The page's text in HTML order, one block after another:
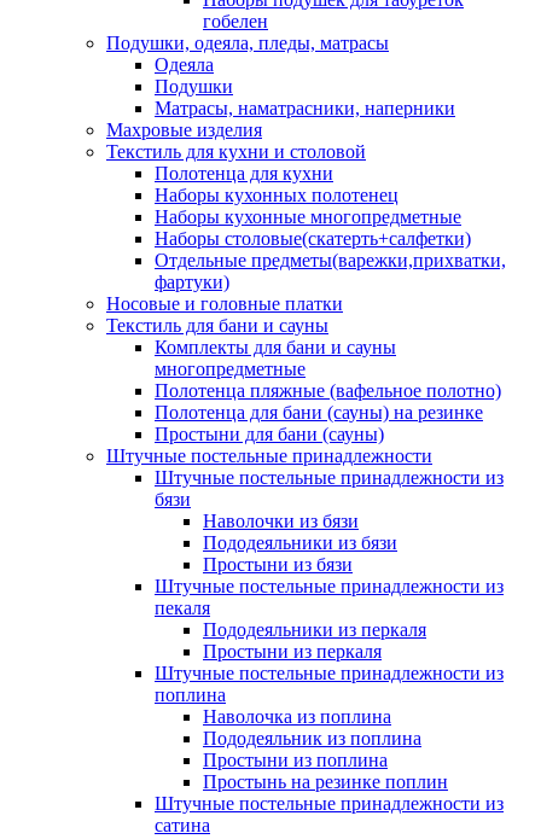
гобелен
Подушки, одеяла, пледы, матрасы
Одеяла
Подушки
Матрасы, наматрасники, наперники
Махровые изделия
Текстиль для кухни и столовой
Полотенца для кухни
Наборы кухонных полотенец
Наборы кухонные многопредметные
Наборы столовые(скатерть+салфетки)
Отдельные предметы(варежки,прихватки,
фартуки)
Носовые и головные платки
Текстиль для бани и сауны
Комплекты для бани и сауны
многопредметные
Полотенца пляжные (вафельное полотно)
Полотенца для бани (сауны) на резинке
Простыни для бани (сауны)
Штучные постельные принадлежности
Штучные постельные принадлежности из
бязи
Наволочки из бязи
Пододеяльники из бязи
Простыни из бязи
Штучные постельные принадлежности из
пекаля
Пододеяльники из перкаля
Простыни из перкаля
Штучные постельные принадлежности из
поплина
Наволочка из поплина
Пододеяльник из поплина
Простыни из поплина
Простынь на резинке поплин
Штучные постельные принадлежности из
сатина